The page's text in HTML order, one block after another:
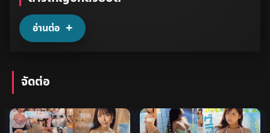
Other
อ่านต่อ
จัดต่อ